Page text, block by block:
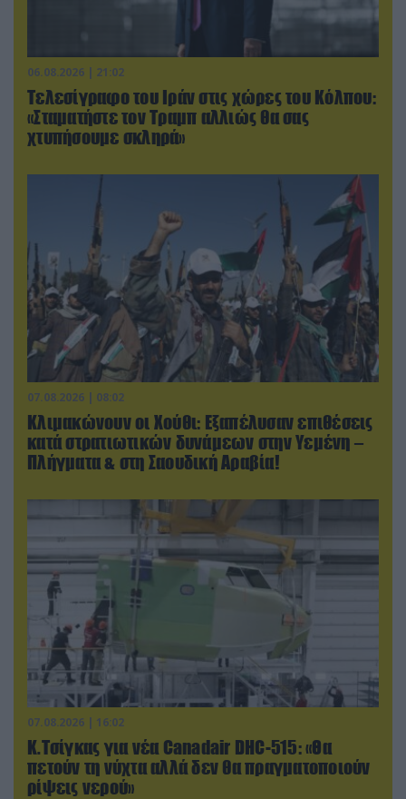
06.08.2026 | 21:02
Τελεσίγραφο του Ιράν στις χώρες του Κόλπου:
«Σταματήστε τον Τραμπ αλλιώς θα σας
χτυπήσουμε σκληρά»
07.08.2026 | 08:02
Κλιμακώνουν οι Χούθι: Eξαπέλυσαν επιθέσεις
κατά στρατιωτικών δυνάμεων στην Υεμένη –
Πλήγματα & στη Σαουδική Αραβία!
07.08.2026 | 16:02
Κ.Τσίγκας για νέα Canadair DHC-515: «Θα
πετούν τη νύχτα αλλά δεν θα πραγματοποιούν
ρίψεις νερού»